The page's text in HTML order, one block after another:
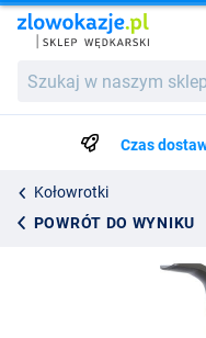
w
wędkarskim...Czas
Kołowrotki
POWRÓT DO WYNIKU
505.50